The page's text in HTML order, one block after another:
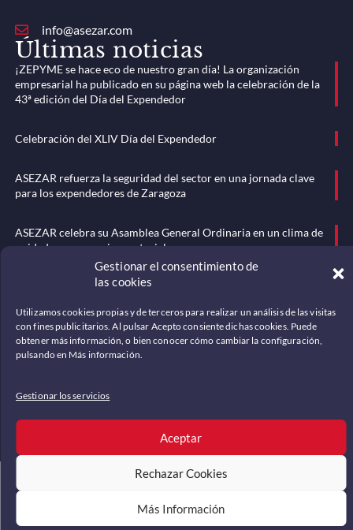
Gestionar el consentimiento de
las cookies
Utilizamos cookies propias y de terceros para realizar un análisis de las visitas
con fines publicitarios. Al pulsar Acepto consiente dichas cookies. Puede
obtener más información, o bien conocer cómo cambiar la configuración,
pulsando en Más información.
Gestionar los servicios
Aceptar
Rechazar Cookies
Más Información
info@asezar.com
Últimas noticias
¡ZEPYME se hace eco de nuestro gran día! La organización
empresarial ha publicado en su página web la celebración de la
43ª edición del Día del Expendedor
Celebración del XLIV Día del Expendedor
ASEZAR refuerza la seguridad del sector en una jornada clave
para los expendedores de Zaragoza
ASEZAR celebra su Asamblea General Ordinaria en un clima de
unidad y compromiso sectorial
Noticias
Historia
Documentación
© Todos los Derechos Reservados 2023Asezar